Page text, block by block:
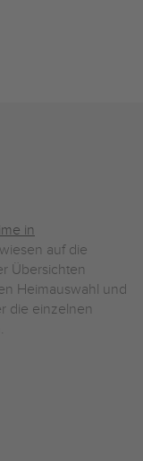
in
auf die
Übersichten
Heimauswahl und
die einzelnen